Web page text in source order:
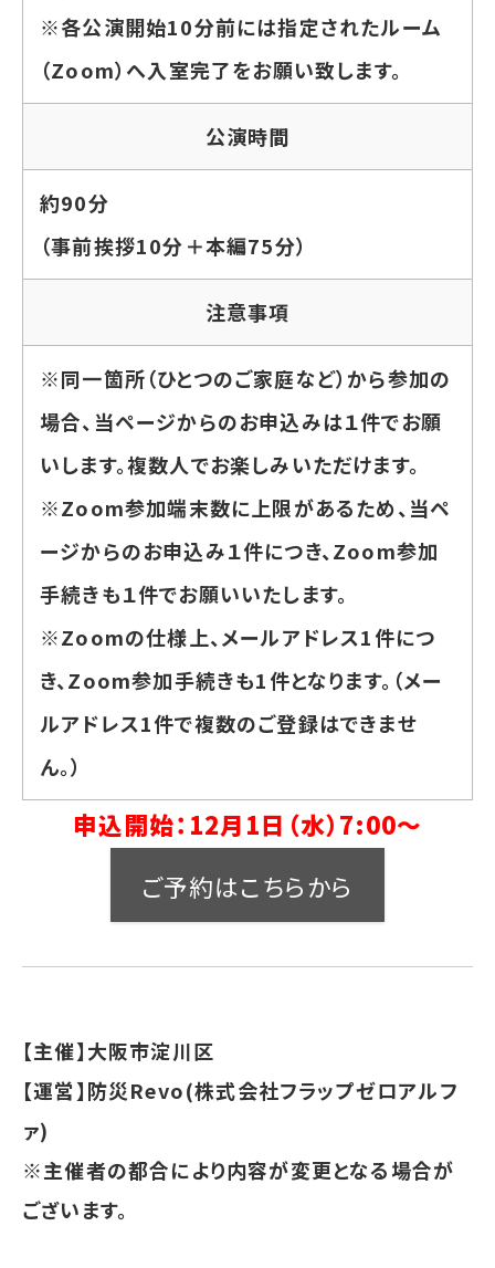
※各公演開始10分前には指定されたルーム
（Zoom）へ入室完了をお願い致します。
公演時間
約90分
（事前挨拶10分＋本編75分）
注意事項
※同一箇所（ひとつのご家庭など）から参加の
場合、当ページからのお申込みは１件でお願
いします。複数人でお楽しみいただけます。
※Zoom参加端末数に上限があるため、当ペ
ージからのお申込み１件につき、Zoom参加
手続きも１件でお願いいたします。
※Zoomの仕様上、メールアドレス1件につ
き、Zoom参加手続きも1件となります。（メー
ルアドレス1件で複数のご登録はできませ
ん。）
申込開始：12月1日（水）7:00～
ご予約はこちらから
【主催】大阪市淀川区
【運営】防災Revo(株式会社フラップゼロアルフ
ァ)
※主催者の都合により内容が変更となる場合が
ございます。